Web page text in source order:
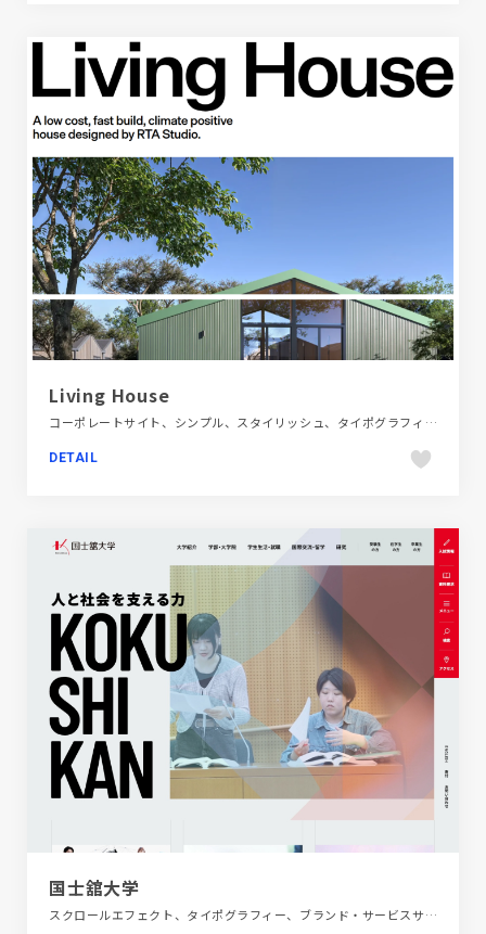
Living House
コーポレートサイト、シンプル、スタイリッシュ、タイポグラフィー、ホワイト系、建設・住宅・不動産
DETAIL
国士舘大学
スクロールエフェクト、タイポグラフィー、ブランド・サービスサイト、ホワイト系、レッド系、教育・学校